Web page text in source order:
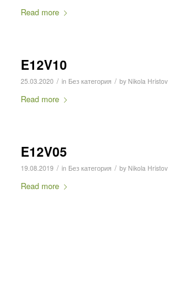
Read more
E12V10
25.03.2020 / in Без категория / by Nikola Hristov
Read more
E12V05
19.08.2019 / in Без категория / by Nikola Hristov
Read more